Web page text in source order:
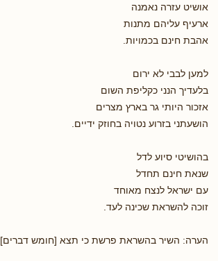
אושיט עזרה נאמנה
ארעיף עליהם מתנות
אהבת חינם בכמויות.
למען לבבי לא ירום
בלעדיך הנני כקליפת השום
אזכור היותי גר בארץ מצרים
הושעתני בזרוע נטויה בחוזק ידיים.
בהושיטי סיוע לדל
שנאת חינם תחדל
עם ישראל לנצח מאוחד
זוכה להשראת שכינה לעד.
הערה: השיר בהשראת פרשת כי תצא [חומש דברים]